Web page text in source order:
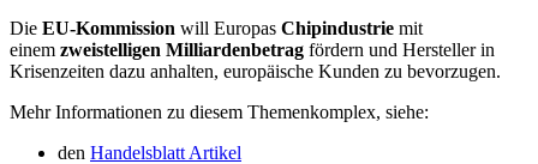
Die EU-Kommission will Europas Chipindustrie mit
einem zweistelligen Milliardenbetrag fördern und Hersteller in
Krisenzeiten dazu anhalten, europäische Kunden zu bevorzugen.
Mehr Informationen zu diesem Themenkomplex, siehe:
den Handelsblatt Artikel